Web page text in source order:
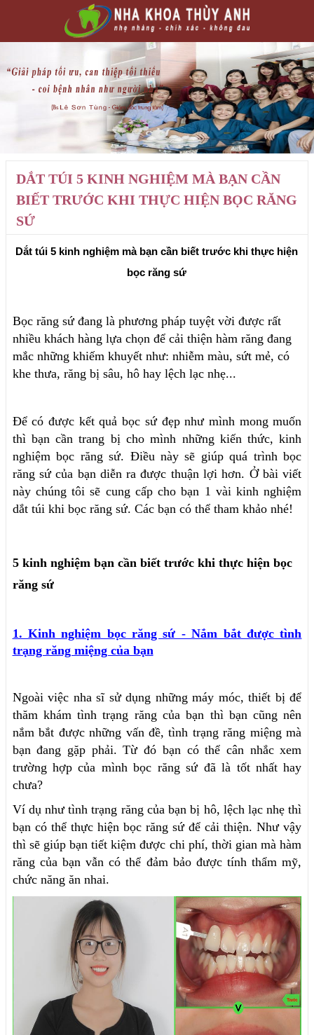
DẮT TÚI 5 KINH NGHIỆM MÀ BẠN CẦN
BIẾT TRƯỚC KHI THỰC HIỆN BỌC RĂNG
SỨ
Dắt túi 5 kinh nghiệm mà bạn cần biết trước khi thực hiện
bọc răng sứ
Bọc răng sứ đang là phương pháp tuyệt vời được rất
nhiều khách hàng lựa chọn để cải thiện hàm răng đang
mắc những khiếm khuyết như: nhiễm màu, sứt mẻ, có
khe thưa, răng bị sâu, hô hay lệch lạc nhẹ...
Để có được kết quả bọc sứ đẹp như mình mong muốn
thì bạn cần trang bị cho mình những kiến thức, kinh
nghiệm bọc răng sứ. Điều này sẽ giúp quá trình bọc
răng sứ của bạn diễn ra được thuận lợi hơn. Ở bài viết
này chúng tôi sẽ cung cấp cho bạn 1 vài kinh nghiệm
dắt túi khi bọc răng sứ. Các bạn có thể tham khảo nhé!
5 kinh nghiệm bạn cần biết trước khi thực hiện bọc
răng sứ
1. Kinh nghiệm bọc răng sứ - Nắm bắt được tình
trạng răng miệng của bạn
Ngoài việc nha sĩ sử dụng những máy móc, thiết bị để
thăm khám tình trạng răng của bạn thì bạn cũng nên
nắm bắt được những vấn đề, tình trạng răng miệng mà
bạn đang gặp phải. Từ đó bạn có thể cân nhắc xem
trường hợp của mình bọc răng sứ đã là tốt nhất hay
chưa?
Ví dụ như tình trạng răng của bạn bị hô, lệch lạc nhẹ thì
bạn có thể thực hiện bọc răng sứ để cải thiện. Như vậy
thì sẽ giúp bạn tiết kiệm được chi phí, thời gian mà hàm
răng của bạn vẫn có thể đảm bảo được tính thẩm mỹ,
chức năng ăn nhai.